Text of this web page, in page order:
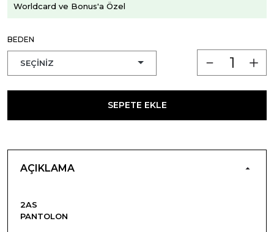
Worldcard ve Bonus'a Özel
BEDEN
SEPETE EKLE
AÇIKLAMA
2AS
PANTOLON